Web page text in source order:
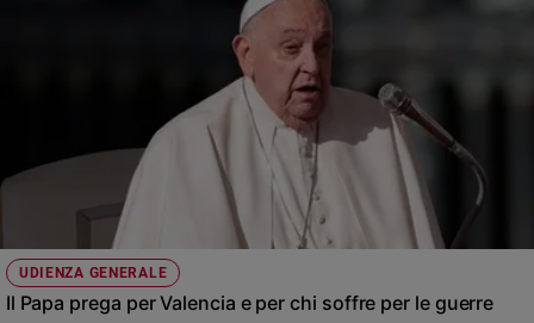
UDIENZA GENERALE
Il Papa prega per Valencia e per chi soffre per le guerre